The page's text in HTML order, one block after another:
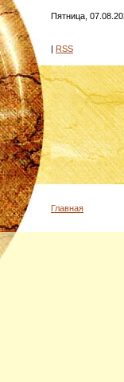
Пятница,
| RSS
Главная